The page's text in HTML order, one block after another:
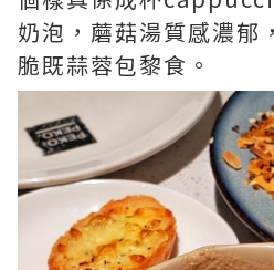
奶泡，蘑菇湯質感濃郁
脆既蒜蓉包黎食。